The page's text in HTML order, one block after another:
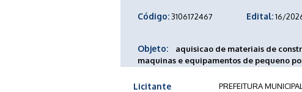
Código:3106172467 Edital:16/
Objeto:
aquisicao de materiais de
maquinas e equipamentos de pequeno
Licitante PREFEITURA